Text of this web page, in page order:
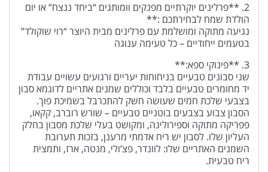
2. **פרלינים יוקרתיים מפנקים וומותגים “ביחד ננצח” או יום
הולדת שמח לבחירתכם :**
נגיעה מתוקה ומושלמת עם פרלינים מבית היוצר “רוי שוקולד”
בטעמים ייחודיים – כל טעימה ענוגה
3. **פינוקי ספא:**
שני סבונים טבעיים בניחוחות יעריים ורגועים עשויים עבודת
יד מחומרים טבעיים בלבד וכוללים שמנים אתריים לדוגמא סבון
בצבעי שלכת חמים שעושה חשק להתכרבל בשמיכת פוך.
הסבון צבוע בצבעים בוטניים טבעיים – שורש רוברב, קקאו,
פפריקה מתוקה וספירולינה, ומקושט בעלי שלכת מסבון בחלק
העליון שלו. לסבון יש ריח אדמתי מרענן, בזכות תערובת
השמנים האתריים שלו: לוונדר, פצ’ולי, מנטה, ארז, ותמצית
ריח טבעית.